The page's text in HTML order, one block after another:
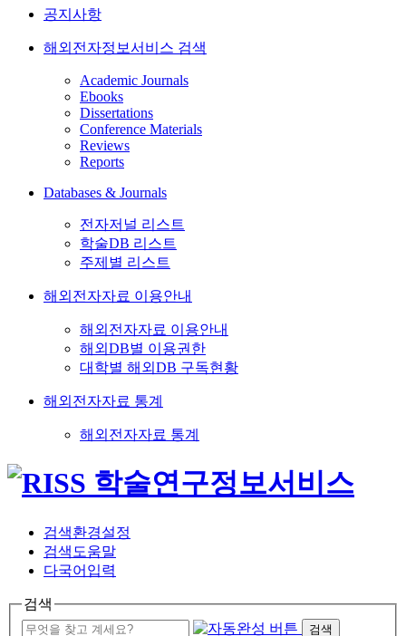
공지사항
해외전자정보서비스 검색
Academic Journals
Ebooks
Dissertations
Conference Materials
Reviews
Reports
Databases & Journals
전자저널 리스트
학술DB 리스트
주제별 리스트
해외전자자료 이용안내
해외전자자료 이용안내
해외DB별 이용권한
대학별 해외DB 구독현황
해외전자자료 통계
해외전자자료 통계
검색환경설정
검색도움말
다국어입력
검색
검색